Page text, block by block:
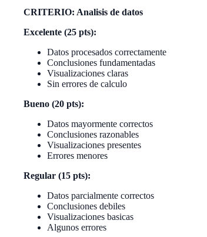
CRITERIO: Analisis de datos
Excelente (25 pts):
Datos procesados correctamente
Conclusiones fundamentadas
Visualizaciones claras
Sin errores de calculo
Bueno (20 pts):
Datos mayormente correctos
Conclusiones razonables
Visualizaciones presentes
Errores menores
Regular (15 pts):
Datos parcialmente correctos
Conclusiones debiles
Visualizaciones basicas
Algunos errores